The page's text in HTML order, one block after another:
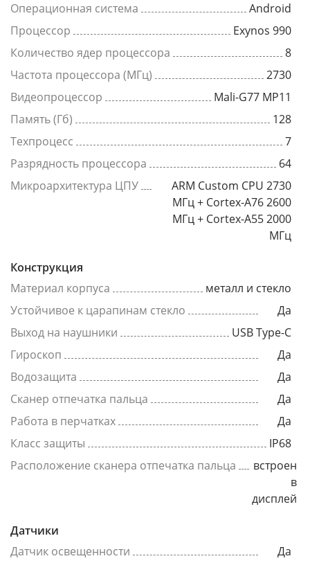
Операционная система
Android
Процессор
Exynos 990
Количество ядер процессора
8
Частота процессора (МГц)
2730
Видеопроцессор
Mali-G77 MP11
Память (Гб)
128
Техпроцесс
7
Разрядность процессора
64
Микроархитектура ЦПУ
ARM Custom CPU 2730
МГц + Cortex-A76 2600
МГц + Cortex-A55 2000
МГц
Конструкция
Материал корпуса
металл и стекло
Устойчивое к царапинам стекло
Да
Выход на наушники
USB Type-C
Гироскоп
Да
Водозащита
Да
Сканер отпечатка пальца
Да
Работа в перчатках
Да
Класс защиты
IP68
Расположение сканера отпечатка пальца
встроен
в
дисплей
Датчики
Датчик освещенности
Да